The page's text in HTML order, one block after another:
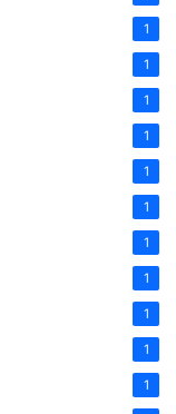
1
1
1
1
1
1
1
1
1
1
1